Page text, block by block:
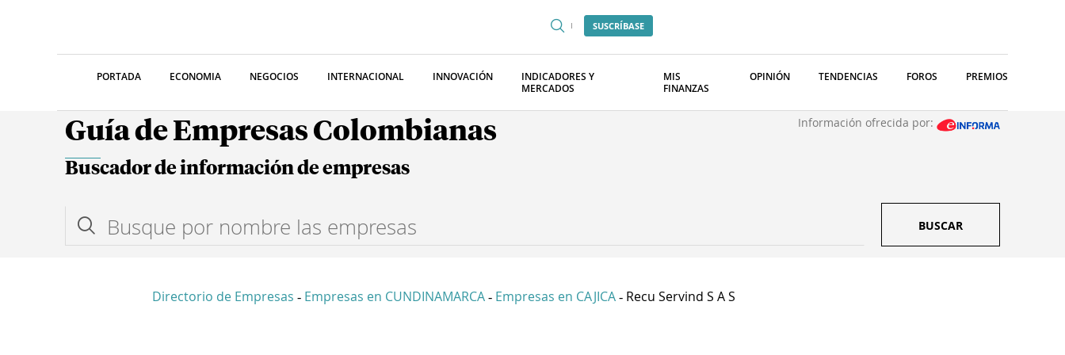
SUSCRÍBASE
PORTADA ECONOMIA NEGOCIOS INTERNACIONAL INNOVACIÓN
INDICADORES Y
MERCADOS
MIS
FINANZAS
OPINIÓN TENDENCIAS FOROS PREMIOS
Guía de Empresas Colombianas Información ofrecida por:
Buscador de información de empresas
BUSCAR
Directorio de Empresas - Empresas en CUNDINAMARCA - Empresas en CAJICA - Recu Servind S A S